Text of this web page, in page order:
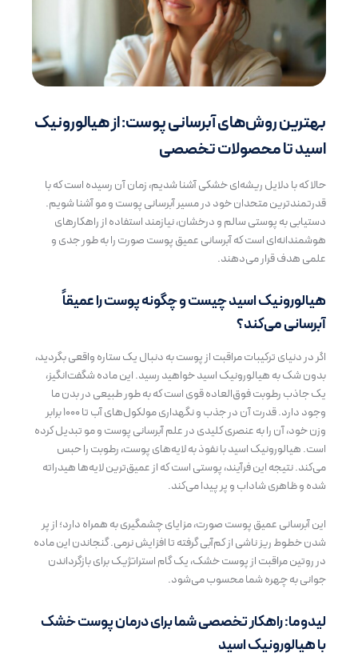
بهترین روش‌های آبرسانی پوست: از هیالورونیک
اسید تا محصولات تخصصی
حالا که با دلایل ریشه‌ای خشکی آشنا شدیم، زمان آن رسیده است که با
قدرتمندترین متحدان خود در مسیر آبرسانی پوست و مو آشنا شویم.
دستیابی به پوستی سالم و درخشان، نیازمند استفاده از راهکارهای
هوشمندانه‌ای است که آبرسانی عمیق پوست صورت را به طور جدی و
علمی هدف قرار می‌دهند.
هیالورونیک اسید چیست و چگونه پوست را عمیقاً
آبرسانی می‌کند؟
اگر در دنیای ترکیبات مراقبت از پوست به دنبال یک ستاره واقعی بگردید،
بدون شک به هیالورونیک اسید خواهید رسید. این ماده شگفت‌انگیز،
یک جاذب رطوبت فوق‌العاده قوی است که به طور طبیعی در بدن ما
وجود دارد. قدرت آن در جذب و نگهداری مولکول‌های آب تا ۱۰۰۰ برابر
وزن خود، آن را به عنصری کلیدی در علم آبرسانی پوست و مو تبدیل کرده
است. هیالورونیک اسید با نفوذ به لایه‌های پوست، رطوبت را حبس
می‌کند. نتیجه این فرآیند، پوستی است که از عمیق‌ترین لایه‌ها هیدراته
شده و ظاهری شاداب و پر پیدا می‌کند.
این آبرسانی عمیق پوست صورت، مزایای چشمگیری به همراه دارد؛ از پر
شدن خطوط ریز ناشی از کم‌آبی گرفته تا افزایش نرمی. گنجاندن این ماده
در روتین مراقبت از پوست خشک، یک گام استراتژیک برای بازگرداندن
جوانی به چهره شما محسوب می‌شود.
لیدوما: راهکار تخصصی شما برای درمان پوست خشک
با هیالورونیک اسید